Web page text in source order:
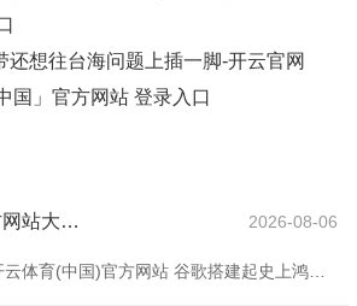
还想往台海问题上插一脚-开云官网
国」官方网站 登录入口
开云体育(中国)官方网站大型科技企业正在打造全新AI融资模式-开云官网kaiyun皇马赞助商 「中国」官方网站 登录入口 2026-08-06